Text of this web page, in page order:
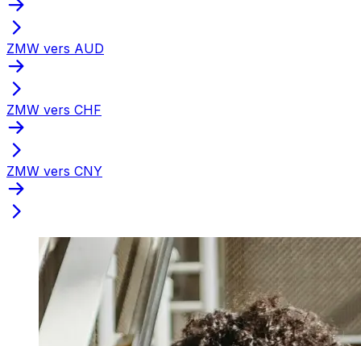
ZMW vers AUD
ZMW vers CHF
ZMW vers CNY